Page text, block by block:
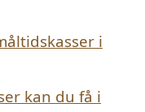
i
kan du få i